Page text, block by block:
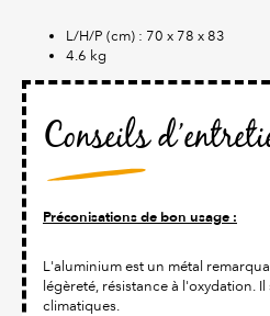
L/H/P (cm) : 70 x 78 x 83
4.6 kg
Conseils
Préconisations de bon usage :
L'aluminium est un métal
légèreté, résistance à l'oxydation.
climatiques.